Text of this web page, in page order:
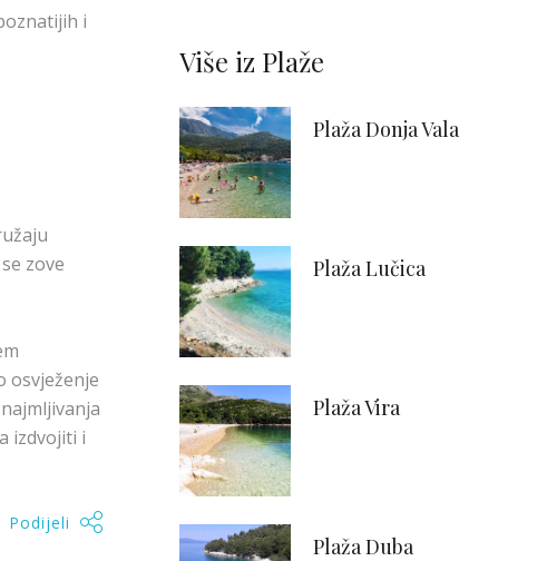
i
zove
osvježenje
izdvojiti i
Podijeli
Više iz Plaže
Plaža Donja Vala
Plaža Lučica
Plaža Vira
Plaža Duba